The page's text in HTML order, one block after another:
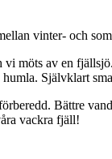
vinter- och
vi möts av en
Självklart
Bättre
vackra fjäll!